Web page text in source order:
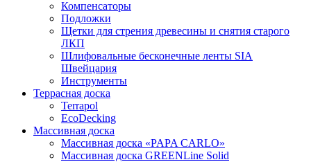
Компенсаторы
Подложки
Щетки для стрения древесины и снятия старого
ЛКП
Шлифовальные бесконечные ленты SIA
Швейцария
Инструменты
Террасная доска
Terrapol
EcoDecking
Массивная доска
Массивная доска «PAPA CARLO»
Массивная доска GREENLine Solid